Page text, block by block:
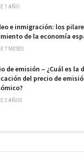
1 AÑO
e inmigración: los
de la economía
7 MESES
de emisión – ¿Cuál es la
del precio de
2 AÑOS